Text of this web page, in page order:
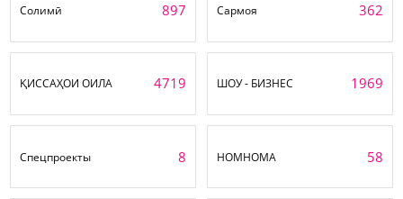
Солимӣ 897 Сармоя 362
ҚИССАҲОИ ОИЛА 4719 ШОУ - БИЗНЕС 1969
Спецпроекты 8 НОМНОМА 58